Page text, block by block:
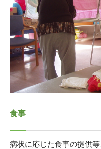
食事
病状に応じた食事の提供